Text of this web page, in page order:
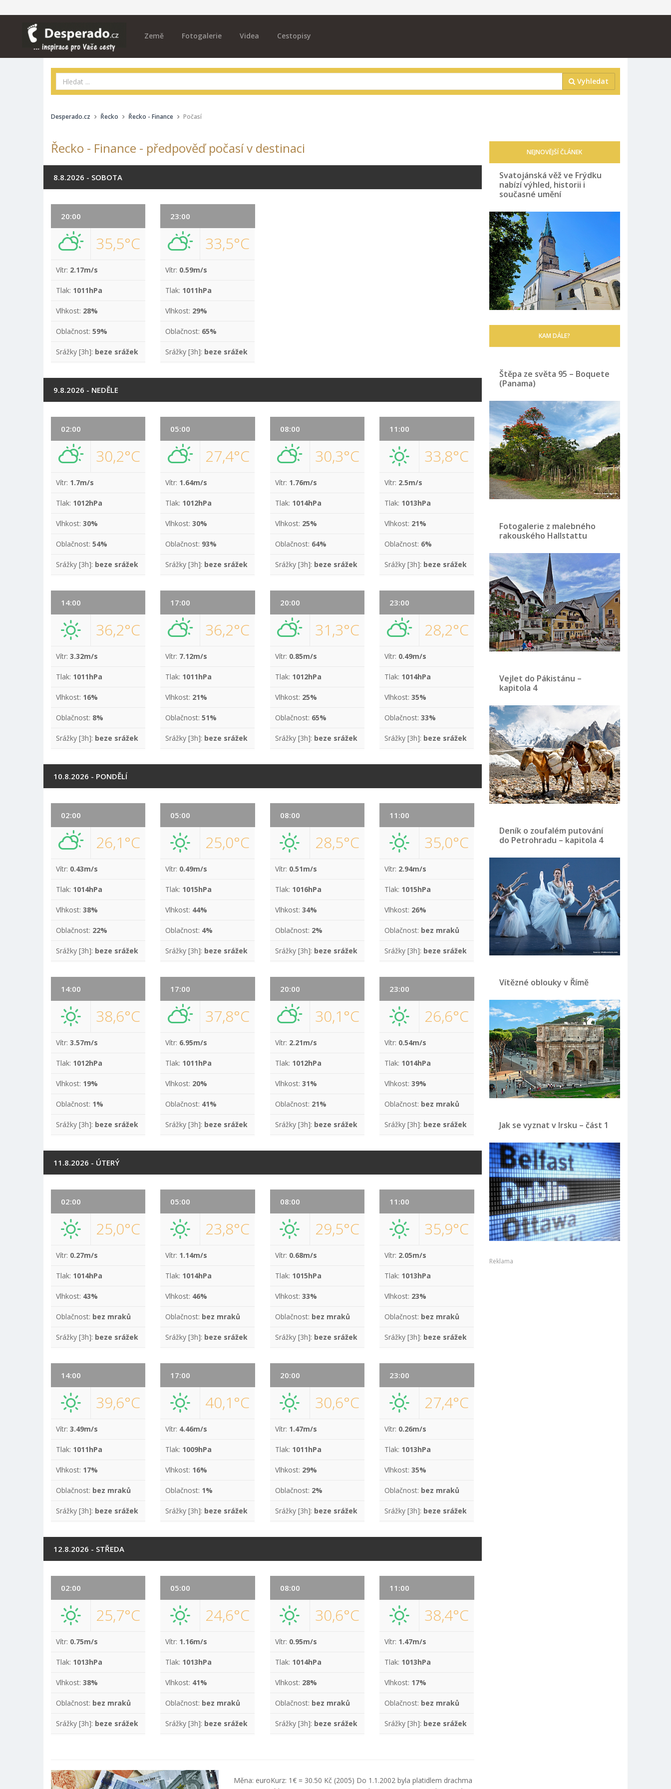
Země Fotogalerie Videa Cestopisy
Vyhledat
Desperado.cz Řecko Řecko - Finance Počasí
Řecko - Finance - předpověď počasí v destinaci
8.8.2026 - SOBOTA
20:00
35,5°C
Vítr: 2.17m/s
Tlak: 1011hPa
Vlhkost: 28%
Oblačnost: 59%
Srážky [3h]: beze srážek
23:00
33,5°C
Vítr: 0.59m/s
Tlak: 1011hPa
Vlhkost: 29%
Oblačnost: 65%
Srážky [3h]: beze srážek
9.8.2026 - NEDĚLE
02:00
30,2°C
Vítr: 1.7m/s
Tlak: 1012hPa
Vlhkost: 30%
Oblačnost: 54%
Srážky [3h]: beze srážek
05:00
27,4°C
Vítr: 1.64m/s
Tlak: 1012hPa
Vlhkost:30%
Oblačnost: 93%
Srážky [3h]: beze srážek
08:00
30,3°C
Vítr: 1.76m/s
Tlak: 1014hPa
Vlhkost: 25%
Oblačnost: 64%
Srážky [3h]: beze srážek
11:00
33,8°C
Vítr: 2.5m/s
Tlak: 1013hPa
Vlhkost: 21%
Oblačnost: 6%
Srážky [3h]: beze srážek
14:00
36,2°C
Vítr: 3.32m/s
Tlak: 1011hPa
Vlhkost: 16%
Oblačnost: 8%
Srážky [3h]: beze srážek
17:00
36,2°C
Vítr: 7.12m/s
Tlak: 1011hPa
Vlhkost: 21%
Oblačnost:51%
Srážky [3h]: beze srážek
20:00
31,3°C
Vítr: 0.85m/s
Tlak: 1012hPa
Vlhkost: 25%
Oblačnost: 65%
Srážky [3h]: beze srážek
23:00
28,2°C
Vítr: 0.49m/s
Tlak: 1014hPa
Vlhkost:35%
Oblačnost:33%
Srážky [3h]: beze srážek
10.8.2026 - PONDĚLÍ
02:00
26,1°C
Vítr: 0.43m/s
Tlak: 1014hPa
Vlhkost: 38%
Oblačnost: 22%
Srážky [3h]: beze srážek
05:00
25,0°C
Vítr: 0.49m/s
Tlak: 1015hPa
Vlhkost: 44%
Oblačnost: 4%
Srážky [3h]: beze srážek
08:00
28,5°C
Vítr: 0.51m/s
Tlak: 1016hPa
Vlhkost: 34%
Oblačnost: 2%
Srážky [3h]: beze srážek
11:00
35,0°C
Vítr: 2.94m/s
Tlak: 1015hPa
Vlhkost: 26%
Oblačnost: bez mraků
Srážky [3h]: beze srážek
14:00
38,6°C
Vítr: 3.57m/s
Tlak: 1012hPa
Vlhkost: 19%
Oblačnost: 1%
Srážky [3h]: beze srážek
17:00
37,8°C
Vítr: 6.95m/s
Tlak: 1011hPa
Vlhkost: 20%
Oblačnost: 41%
Srážky [3h]: beze srážek
20:00
30,1°C
Vítr: 2.21m/s
Tlak: 1012hPa
Vlhkost: 31%
Oblačnost: 21%
Srážky [3h]: beze srážek
23:00
26,6°C
Vítr: 0.54m/s
Tlak: 1014hPa
Vlhkost:39%
Oblačnost: bez mraků
Srážky [3h]: beze srážek
11.8.2026 - ÚTERÝ
02:00
25,0°C
Vítr: 0.27m/s
Tlak: 1014hPa
Vlhkost: 43%
Oblačnost: bez mraků
Srážky [3h]: beze srážek
05:00
23,8°C
Vítr: 1.14m/s
Tlak: 1014hPa
Vlhkost: 46%
Oblačnost: bez mraků
Srážky [3h]: beze srážek
08:00
29,5°C
Vítr: 0.68m/s
Tlak: 1015hPa
Vlhkost: 33%
Oblačnost: bez mraků
Srážky [3h]: beze srážek
11:00
35,9°C
Vítr: 2.05m/s
Tlak: 1013hPa
Vlhkost: 23%
Oblačnost: bez mraků
Srážky [3h]: beze srážek
14:00
39,6°C
Vítr: 3.49m/s
Tlak: 1011hPa
Vlhkost: 17%
Oblačnost: bez mraků
Srážky [3h]: beze srážek
17:00
40,1°C
Vítr: 4.46m/s
Tlak: 1009hPa
Vlhkost: 16%
Oblačnost: 1%
Srážky [3h]: beze srážek
20:00
30,6°C
Vítr: 1.47m/s
Tlak: 1011hPa
Vlhkost: 29%
Oblačnost: 2%
Srážky [3h]: beze srážek
23:00
27,4°C
Vítr: 0.26m/s
Tlak: 1013hPa
Vlhkost:35%
Oblačnost: bez mraků
Srážky [3h]: beze srážek
12.8.2026 - STŘEDA
02:00
25,7°C
Vítr: 0.75m/s
Tlak: 1013hPa
Vlhkost: 38%
Oblačnost: bez mraků
Srážky [3h]: beze srážek
05:00
24,6°C
Vítr: 1.16m/s
Tlak: 1013hPa
Vlhkost: 41%
Oblačnost: bez mraků
Srážky [3h]: beze srážek
08:00
30,6°C
Vítr: 0.95m/s
Tlak: 1014hPa
Vlhkost: 28%
Oblačnost: bez mraků
Srážky [3h]: beze srážek
11:00
38,4°C
Vítr: 1.47m/s
Tlak: 1013hPa
Vlhkost: 17%
Oblačnost: bez mraků
Srážky [3h]: beze srážek
Měna: euroKurz: 1€ = 30.50 Kč (2005) Do 1.1.2002 byla platidlem drachma
NEJNOVĚJŠÍ ČLÁNEK
Svatojánská věž ve Frýdku
nabízí výhled, historii i
současné umění
KAM DÁLE?
Štěpa ze světa 95 – Boquete
(Panama)
Fotogalerie z malebného
rakouského Hallstattu
Vejlet do Pákistánu –
kapitola 4
Deník o zoufalém putování
do Petrohradu – kapitola 4
Vítězné oblouky v Římě
Jak se vyznat v Irsku – část 1
Reklama